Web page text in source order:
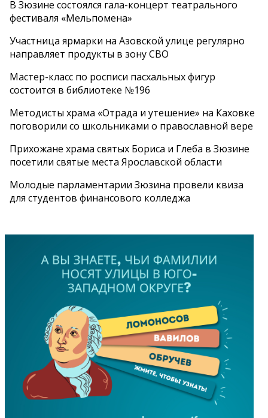
В Зюзине состоялся гала-концерт театрального
фестиваля «Мельпомена»
Участница ярмарки на Азовской улице регулярно
направляет продукты в зону СВО
Мастер-класс по росписи пасхальных фигур
состоится в библиотеке №196
Методисты храма «Отрада и утешение» на Каховке
поговорили со школьниками о православной вере
Прихожане храма святых Бориса и Глеба в Зюзине
посетили святые места Ярославской области
Молодые парламентарии Зюзина провели квиза
для студентов финансового колледжа